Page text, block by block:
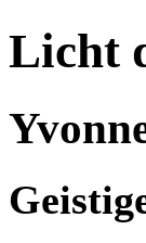
Licht